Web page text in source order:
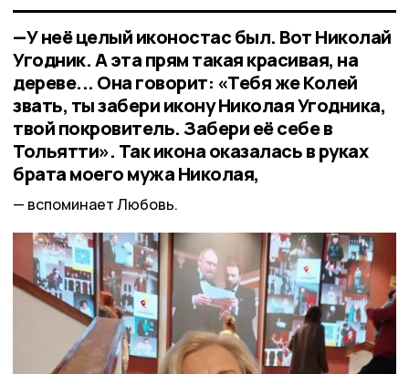
—У неё целый иконостас был. Вот Николай
Угодник. А эта прям такая красивая, на
дереве... Она говорит: «Тебя же Колей
звать, ты забери икону Николая Угодника,
твой покровитель. Забери её себе в
Тольятти». Так икона оказалась в руках
брата моего мужа Николая,
вспоминает Любовь.